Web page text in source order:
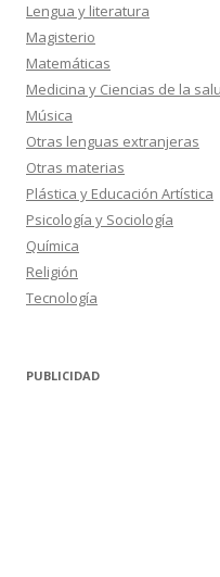
Lengua y literatura
Magisterio
Matemáticas
Medicina y Ciencias de la
Música
Otras lenguas extranjeras
Otras materias
Plástica y Educación Artística
Psicología y Sociología
Química
Religión
Tecnología
PUBLICIDAD